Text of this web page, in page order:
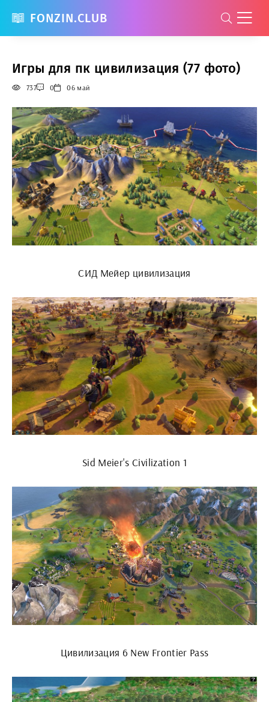
FONZIN.CLUB
Игры для пк цивилизация (77 фото)
737 0 06 май
СИД Мейер цивилизация
Sid Meier's Civilization 1
Цивилизация 6 New Frontier Pass